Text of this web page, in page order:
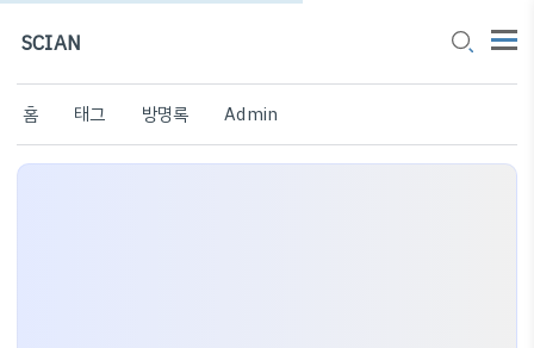
SCIAN
홈 태그 방명록 Admin